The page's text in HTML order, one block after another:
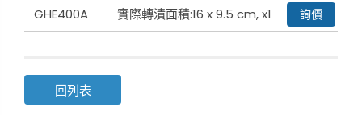
GHE400A
實際轉漬面積:16 x 9.5 cm, x1 詢價
回列表